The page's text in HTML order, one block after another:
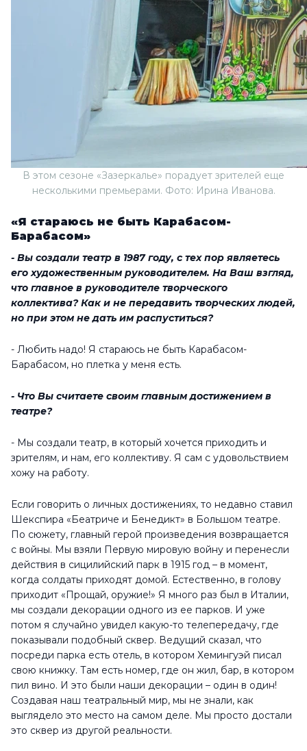
В этом сезоне «Зазеркалье» порадует зрителей еще
несколькими премьерами. Фото: Ирина Иванова.
«Я стараюсь не быть Карабасом-
Барабасом»
- Вы создали театр в 1987 году, с тех пор являетесь
его художественным руководителем. На Ваш взгляд,
что главное в руководителе творческого
коллектива? Как и не передавить творческих людей,
но при этом не дать им распуститься?
- Любить надо! Я стараюсь не быть Карабасом-
Барабасом, но плетка у меня есть.
- Что Вы считаете своим главным достижением в
театре?
- Мы создали театр, в который хочется приходить и
зрителям, и нам, его коллективу. Я сам с удовольствием
хожу на работу.
Если говорить о личных достижениях, то недавно ставил
Шекспира «Беатриче и Бенедикт» в Большом театре.
По сюжету, главный герой произведения возвращается
с войны. Мы взяли Первую мировую войну и перенесли
действия в сицилийский парк в 1915 год – в момент,
когда солдаты приходят домой. Естественно, в голову
приходит «Прощай, оружие!» Я много раз был в Италии,
мы создали декорации одного из ее парков. И уже
потом я случайно увидел какую-то телепередачу, где
показывали подобный сквер. Ведущий сказал, что
посреди парка есть отель, в котором Хемингуэй писал
свою книжку. Там есть номер, где он жил, бар, в котором
пил вино. И это были наши декорации – один в один!
Создавая наш театральный мир, мы не знали, как
выглядело это место на самом деле. Мы просто достали
это сквер из другой реальности.